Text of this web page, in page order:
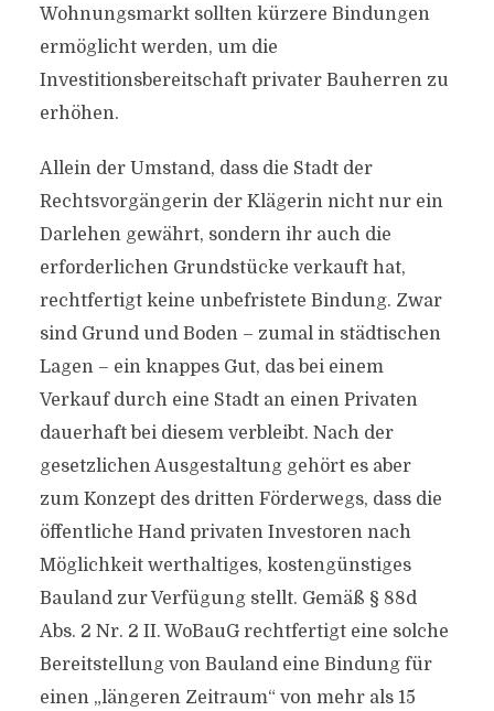
Wohnungsmarkt sollten kürzere Bindungen
ermöglicht werden, um die
Investitionsbereitschaft privater Bauherren zu
erhöhen.
Allein der Umstand, dass die Stadt der
Rechtsvorgängerin der Klägerin nicht nur ein
Darlehen gewährt, sondern ihr auch die
erforderlichen Grundstücke verkauft hat,
rechtfertigt keine unbefristete Bindung. Zwar
sind Grund und Boden – zumal in städtischen
Lagen – ein knappes Gut, das bei einem
Verkauf durch eine Stadt an einen Privaten
dauerhaft bei diesem verbleibt. Nach der
gesetzlichen Ausgestaltung gehört es aber
zum Konzept des dritten Förderwegs, dass die
öffentliche Hand privaten Investoren nach
Möglichkeit werthaltiges, kostengünstiges
Bauland zur Verfügung stellt. Gemäß § 88d
Abs. 2 Nr. 2 II. WoBauG rechtfertigt eine solche
Bereitstellung von Bauland eine Bindung für
einen „längeren Zeitraum“ von mehr als 15